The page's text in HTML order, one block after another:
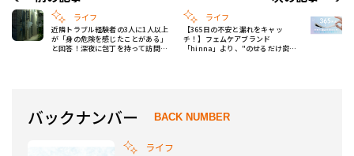
ライフ
近隣トラブル経験者の3人に1人以上
が「身の危険を感じたことがある」
と回答！深夜に包丁を持って訪問さ
ライフ
【365日の不安と漏れをキャッ
チ！】フェムケアブランド
「hinna」より、"のせるだけ密
バックナンバー BACK NUMBER
ライフ